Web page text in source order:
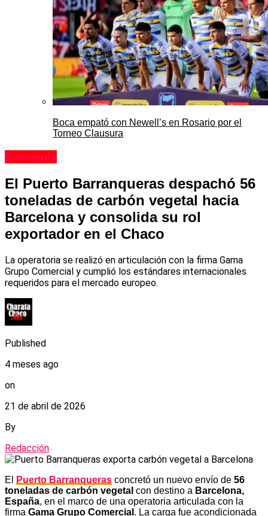
Boca empató con Newell’s en Rosario por el
Torneo Clausura
Economía
El Puerto Barranqueras despachó 56
toneladas de carbón vegetal hacia
Barcelona y consolida su rol
exportador en el Chaco
La operatoria se realizó en articulación con la firma Gama
Grupo Comercial y cumplió los estándares internacionales
requeridos para el mercado europeo.
Published
4 meses ago
on
21 de abril de 2026
By
Redacción
El Puerto Barranqueras concretó un nuevo envío de 56
toneladas de carbón vegetal con destino a Barcelona,
España, en el marco de una operatoria articulada con la
firma Gama Grupo Comercial . La carga fue acondicionada